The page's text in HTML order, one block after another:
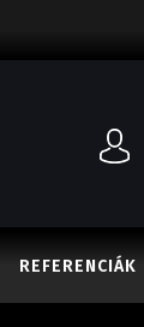
REFERENCIÁK